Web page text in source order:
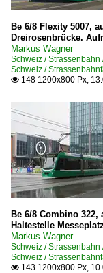
Be 6/8 Flexity 5007,
Dreirosenbrücke.
Markus Wagner
Schweiz /
Schweiz /
 148 1200x800 Px,
Be 6/8 Combino
Haltestelle
Markus Wagner
Schweiz /
Schweiz /
 143 1200x800 Px,